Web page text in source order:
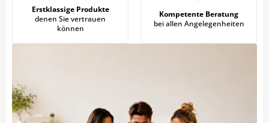
Erstklassige Produkte
denen Sie vertrauen
können
Kompetente Beratung
bei allen Angelegenheiten